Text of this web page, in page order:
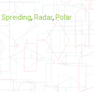
Spreiding, Radar, Polar